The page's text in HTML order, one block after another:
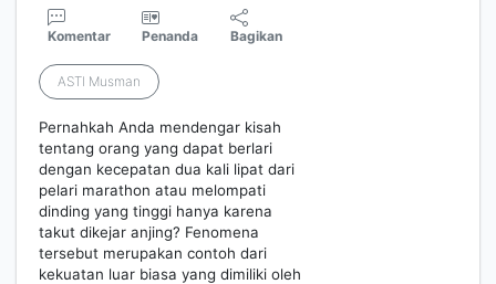
Komentar Penanda Bagikan
ASTI Musman
Pernahkah Anda mendengar kisah
tentang orang yang dapat berlari
dengan kecepatan dua kali lipat dari
pelari marathon atau melompati
dinding yang tinggi hanya karena
takut dikejar anjing? Fenomena
tersebut merupakan contoh dari
kekuatan luar biasa yang dimiliki oleh